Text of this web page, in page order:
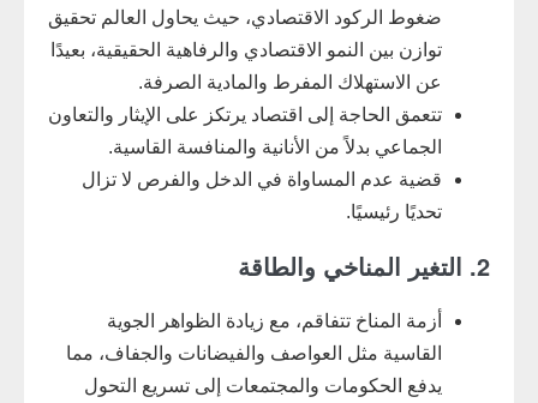
ضغوط الركود الاقتصادي، حيث يحاول العالم تحقيق
توازن بين النمو الاقتصادي والرفاهية الحقيقية، بعيدًا
عن الاستهلاك المفرط والمادية الصرفة.
تتعمق الحاجة إلى اقتصاد يرتكز على الإيثار والتعاون
الجماعي بدلاً من الأنانية والمنافسة القاسية.
قضية عدم المساواة في الدخل والفرص لا تزال
تحديًا رئيسيًا.
2. التغير المناخي والطاقة
أزمة المناخ تتفاقم، مع زيادة الظواهر الجوية
القاسية مثل العواصف والفيضانات والجفاف، مما
يدفع الحكومات والمجتمعات إلى تسريع التحول